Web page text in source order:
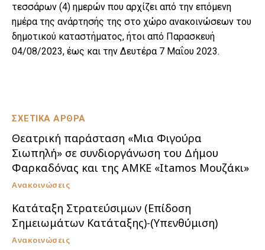
ΣΧΕΤΙΚΑ ΑΡΘΡΑ
Θεατρική παράσταση «Μια Φιγούρα
Σιωπηλή» σε συνδιοργάνωση του Δήμου
Φαρκαδόνας και της ΑΜΚΕ «Itamos Μουζάκι»
Ανακοινώσεις
Κατάταξη Στρατεύσιμων (Επίδοση
Σημειωμάτων Κατάταξης)-(Υπενθύμιση)
Ανακοινώσεις
τεσσάρων (4) ημερών που αρχίζει από την επόμενη
ημέρα της ανάρτησής της στο χώρο ανακοινώσεων του
δημοτικού καταστήματος, ήτοι από Παρασκευή
04/08/2023, έως και την Δευτέρα 7 Μαΐου 2023.